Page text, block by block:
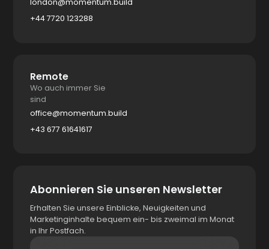
london@momentum.build
+44 7720 123288
Remote
Wo auch immer Sie
sind
office@momentum.build
+43 677 61641617
Abonnieren Sie unseren Newsletter
Erhalten Sie unsere Einblicke, Neuigkeiten und
Marketinginhalte bequem ein- bis zweimal im Monat
in Ihr Postfach.